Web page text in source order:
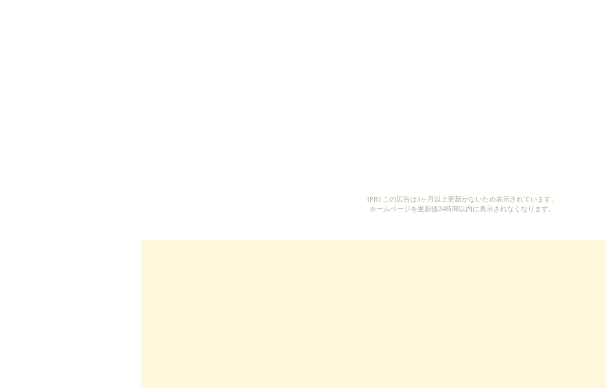
[PR] この広告は3ヶ月以上更新がないため表示されています。
ホームページを更新後24時間以内に表示されなくなります。